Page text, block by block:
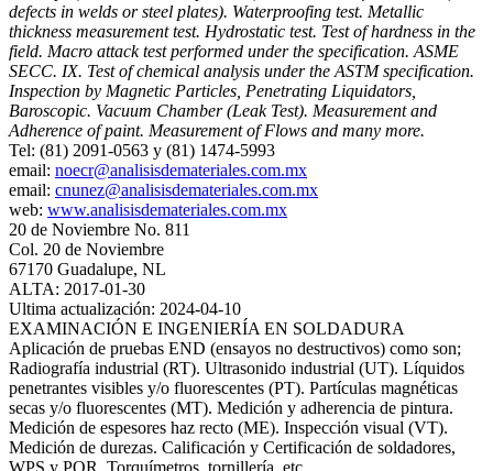
defects in welds or steel plates). Waterproofing test. Metallic
thickness measurement test. Hydrostatic test. Test of hardness in the
field. Macro attack test performed under the specification. ASME
SECC. IX. Test of chemical analysis under the ASTM specification.
Inspection by Magnetic Particles, Penetrating Liquidators,
Baroscopic. Vacuum Chamber (Leak Test). Measurement and
Adherence of paint. Measurement of Flows and many more.
Tel: (81) 2091-0563 y (81) 1474-5993
email: noecr@analisisdemateriales.com.mx
email: cnunez@analisisdemateriales.com.mx
web: www.analisisdemateriales.com.mx
20 de Noviembre No. 811
Col. 20 de Noviembre
67170 Guadalupe, NL
ALTA: 2017-01-30
Ultima actualización: 2024-04-10
EXAMINACIÓN E INGENIERÍA EN SOLDADURA
Aplicación de pruebas END (ensayos no destructivos) como son;
Radiografía industrial (RT). Ultrasonido industrial (UT). Líquidos
penetrantes visibles y/o fluorescentes (PT). Partículas magnéticas
secas y/o fluorescentes (MT). Medición y adherencia de pintura.
Medición de espesores haz recto (ME). Inspección visual (VT).
Medición de durezas. Calificación y Certificación de soldadores,
WPS y PQR. Torquímetros, tornillería, etc.